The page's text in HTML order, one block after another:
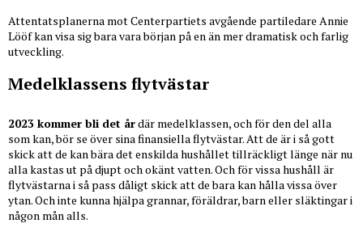
Attentatsplanerna mot Centerpartiets avgående partiledare Annie
Lööf kan visa sig bara vara början på en än mer dramatisk och farlig
utveckling.
Medelklassens flytvästar
2023 kommer bli det årdär medelklassen, och för den del alla
som kan, bör se över sina finansiella flytvästar. Att de är i så gott
skick att de kan bära det enskilda hushållet tillräckligt länge när nu
alla kastas ut på djupt och okänt vatten. Och för vissa hushåll är
flytvästarna i så pass dåligt skick att de bara kan hålla vissa över
ytan. Och inte kunna hjälpa grannar, föräldrar, barn eller släktingar i
någon mån alls.